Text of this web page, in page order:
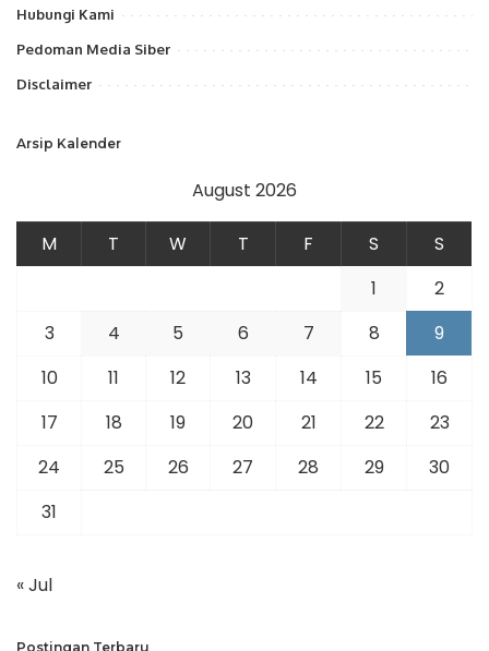
Hubungi Kami
Pedoman Media Siber
Disclaimer
Arsip Kalender
August 2026
M T W T F S
S
1
2
3
4 5 6 7 8
9
10
11 12 13 14 15
16
17
18 19 20 21 22
23
24
25 26 27 28 29
30
31
« Jul
Postingan Terbaru